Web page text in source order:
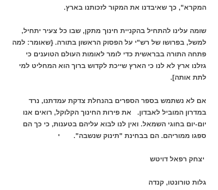
המקרא", כך שאיבדנו את המקור לזכותנו בארץ.
שומה עלינו להתחיל בהקניית חינוך מתקן, שבו כל צעיר יתחיל,
למשל, בפרושו של רש"י על הפסוק הראשון בתורה. {שאומר: למה
פתחה התורה בבראשית כדי לומר לאומות העולם הטוענים כי
גזלנו ארץ לא לנו כי הארץ שייכת לקדוש ברוך הוא המחליט למי
לתת אותה].
אם לא נשתמש בספר הספרים בהנחלת צדקת עמדתנו, נרד
במדרון המוביל לאבדון. את פירות החינוך הקלוקל, רואים אנו
יום-יום בחוגי השמאל. ואין לנו לבוא עליהם בטענות, כי כך הם
ספגו ממוריהם. הם בבחינת "תינוק שנשבה". י
יצחק רפאל דויטש
גלות טורונטו, קנדה